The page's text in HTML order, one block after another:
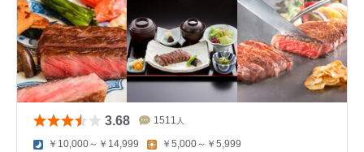
3.68 1511 人
￥10,000～￥14,999 ￥5,000～￥5,999